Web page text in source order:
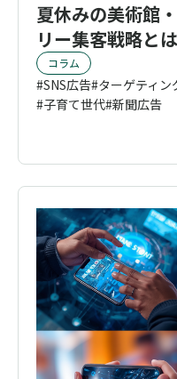
夏休みの美術館
リー集客戦略とは
コラム
SNS広告 ターゲティン
子育て世代 新聞広告